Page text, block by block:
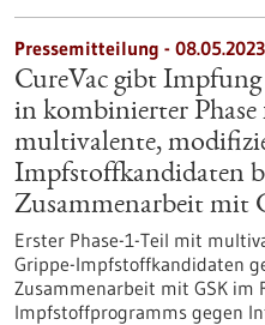
Pressemitteilung - 08.05.2023
CureVac gibt Impfung
in kombinierter Phase
multivalente,
Impfstoffkandidaten
Zusammenarbeit mit
Erster Phase-1-Teil mit
Grippe-Impfstoff­kandidaten
Zusammenarbeit mit GSK im
Impfstoffprogramms gegen